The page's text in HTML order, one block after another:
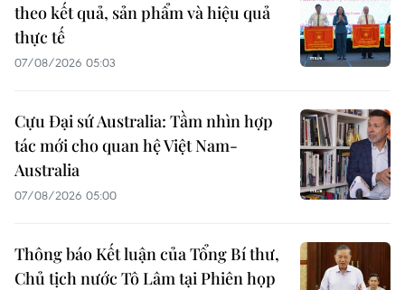
theo kết quả, sản phẩm và hiệu quả
thực tế
07/08/2026 05:03
Cựu Đại sứ Australia: Tầm nhìn hợp
tác mới cho quan hệ Việt Nam-
Australia
07/08/2026 05:00
Thông báo Kết luận của Tổng Bí thư,
Chủ tịch nước Tô Lâm tại Phiên họp